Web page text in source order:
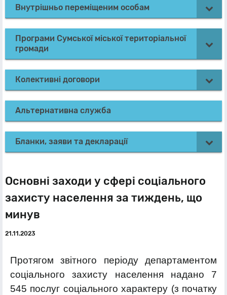
Внутрішньо переміщеним особам
Програми Сумської міської територіальної
громади
Колективні договори
Альтернативна служба
Бланки, заяви та декларації
Основні заходи у сфері соціального
захисту населення за тиждень, що
минув
21.11.2023
Протягом звітного періоду департаментом
соціального захисту населення надано 7
545 послуг соціального характеру (з початку